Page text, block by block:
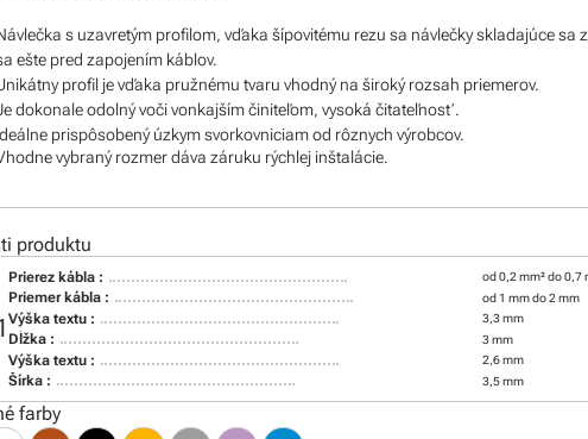
s uzavretým profilom, vďaka šípovitému rezu sa návlečky skladajúce sa
ešte pred zapojením káblov.
profil je vďaka pružnému tvaru vhodný na široký rozsah priemerov.
dokonale odolný voči vonkajším činiteľom, vysoká čitateľnosť.
prispôsobený úzkym svorkovniciam od rôznych výrobcov.
vybraný rozmer dáva záruku rýchlej inštalácie.
produktu
Prierez kábla : od 0,2 mm² do 0,7
Priemer kábla : od 1 mm do 2 mm
Výška textu : 3,3 mm
Dĺžka : 3 mm
Výška textu : 2,6 mm
Šírka : 3,5 mm
farby